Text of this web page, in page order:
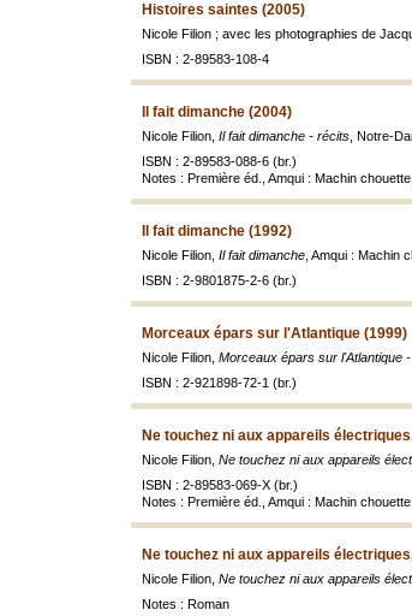
Histoires saintes (2005)
Nicole Filion ; avec les photographies de
ISBN : 2-89583-108-4
Il fait dimanche (2004)
Nicole Filion, Il fait dimanche - récits , Notre-
ISBN : 2-89583-088-6 (br.)
Notes : Première éd., Amqui : Machin
Il fait dimanche (1992)
Nicole Filion, Il fait dimanche , Amqui : Machin
ISBN : 2-9801875-2-6 (br.)
Morceaux épars sur l'Atlantique (1999)
Nicole Filion, Morceaux épars sur l'Atlantique
ISBN : 2-921898-72-1 (br.)
Ne touchez ni aux appareils
Nicole Filion, Ne touchez ni aux appareils
ISBN : 2-89583-069-X (br.)
Notes : Première éd., Amqui : Machin
Ne touchez ni aux appareils
Nicole Filion, Ne touchez ni aux appareils
Notes : Roman